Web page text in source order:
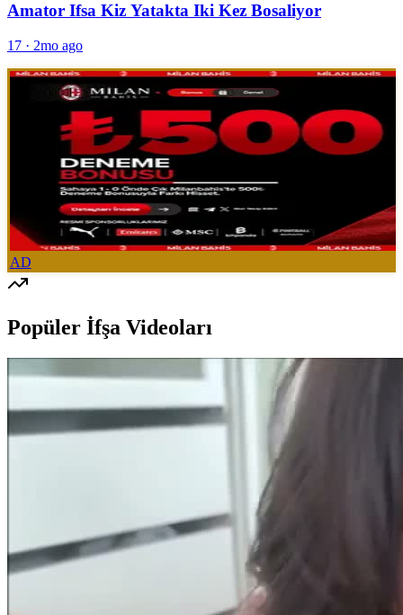
Amator Ifsa Kiz Yatakta Iki Kez Bosaliyor
17 · 2mo ago
AD
Popüler İfşa Videoları